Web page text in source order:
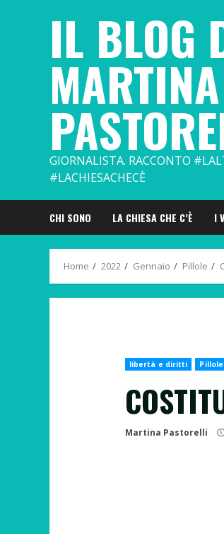
IL BLOG
MARTINA
GIORNALISTA. RACCONTO
#LACHIESACHECÈ
CHI SONO LA CHIESA CHE C’È I
Home 2022 Gennaio Pillole
libertà e diritti Pillole
Martina Pastorelli